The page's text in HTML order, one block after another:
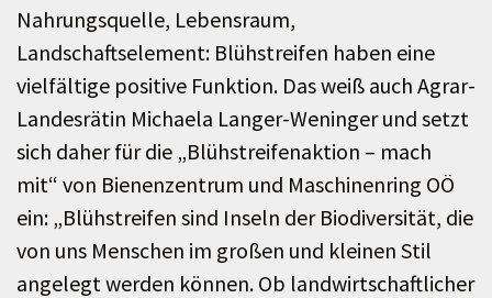
Nahrungsquelle, Lebensraum,
Landschaftselement: Blühstreifen haben eine
vielfältige positive Funktion. Das weiß auch Agrar-
Landesrätin Michaela Langer-Weninger und setzt
sich daher für die „Blühstreifenaktion – mach
mit“ von Bienenzentrum und Maschinenring OÖ
ein: „Blühstreifen sind Inseln der Biodiversität, die
von uns Menschen im großen und kleinen Stil
angelegt werden können. Ob landwirtschaftlicher